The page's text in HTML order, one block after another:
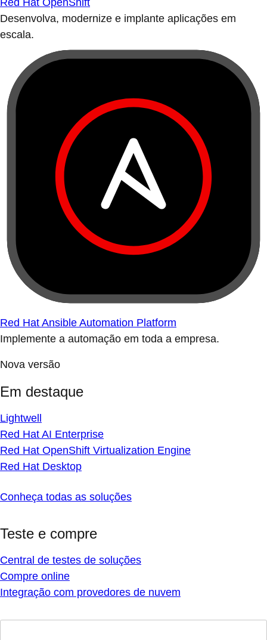
Red Hat OpenShift
Desenvolva, modernize e implante aplicações em
escala.
Red Hat Ansible Automation Platform
Implemente a automação em toda a empresa.
Nova versão
Em destaque
Lightwell
Red Hat AI Enterprise
Red Hat OpenShift Virtualization Engine
Red Hat Desktop
Conheça todas as soluções
Teste e compre
Central de testes de soluções
Compre online
Integração com provedores de nuvem